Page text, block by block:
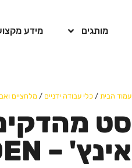
מותגים מידע
עמוד הבית / כלי עבודה ידניים / מלחציים
אינץ' – HARDEN